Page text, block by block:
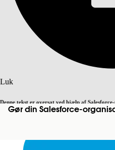
Luk
Denne tekst er oversat ved hjælp af
detaljer her. Skift til engelsk Ikke nu
Gør din Salesforce-